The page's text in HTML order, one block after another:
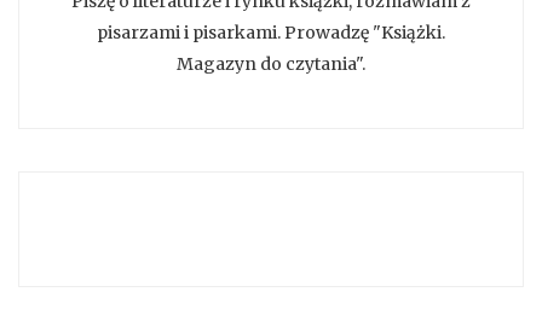
pisarzami i pisarkami. Prowadzę "Książki.
Magazyn do czytania".